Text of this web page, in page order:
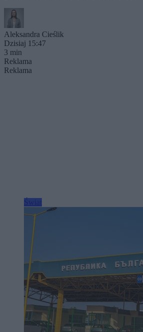
Aleksandra Cieślik
Dzisiaj 15:47
3 min
Reklama
Reklama